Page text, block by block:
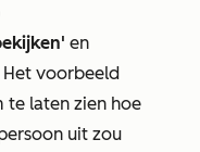
en
Het voorbeeld
laten zien hoe
uit zou